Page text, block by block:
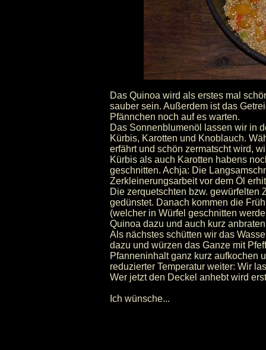
Das Quinoa wird als erstes mal
sauber sein. Außerdem ist das
Pfännchen noch auf es warten.
Das Sonnenblumenöl lassen wir in
Kürbis, Karotten und Knoblauch.
erfährt und schön zermatscht wird,
Kürbis als auch Karotten habens
geschnitten. Achja: Die
Zerkleinerungsarbeit vor dem Öl
Die zerquetschten bzw. gewürfelten
gedünstet. Danach kommen die
(welcher in Würfel geschnitten
Quinoa dazu und auch kurz
Als nächstes schütten wir das
dazu und würzen das Ganze mit
Pfanneninhalt ganz kurz aufkochen
reduzierter Temperatur weiter: Wir
Wer jetzt den Deckel anhebt wird
Ich wünsche...